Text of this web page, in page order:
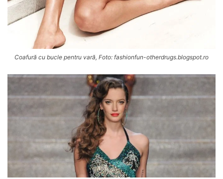
Coafură cu bucle pentru vară, Foto: fashionfun-otherdrugs.blogspot.ro